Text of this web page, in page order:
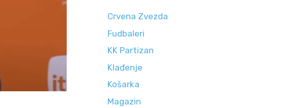
Crvena Zvezda
Fudbaleri
KK Partizan
Klađenje
Košarka
Magazin